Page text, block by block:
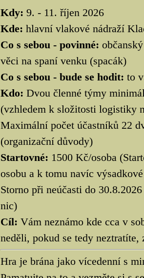
Kdy: 9. - 11. říjen 2026
Kde: hlavní vlakové nádraží
Co s sebou - povinné:
věci na spaní venku (spacák)
Co s sebou - bude se hodit: to
Kdo: Dvou členné týmy
(vzhledem k složitosti logistiky
Maximální počet účastníků 22
(organizační důvody)
Startovné: 1500 Kč/osoba
osobu a k tomu navíc
Storno při neúčasti do
nic)
Cíl: Vám neznámo kde cca v
neděli, pokud se tedy neztratíte,
Hra je brána jako vícedenní s